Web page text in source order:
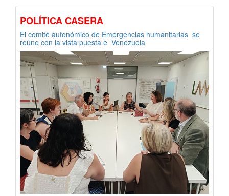
POLÍTICA CASERA
El comité autonómico de Emergencias humanitarias se
reúne con la vista puesta e Venezuela